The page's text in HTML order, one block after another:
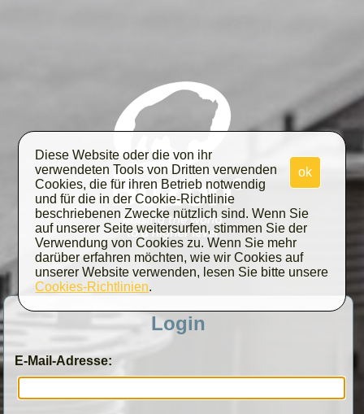
Login
E-Mail-Adresse:
ok
Diese Website oder die von ihr
verwendeten Tools von Dritten verwenden
Cookies, die für ihren Betrieb notwendig
und für die in der Cookie-Richtlinie
beschriebenen Zwecke nützlich sind. Wenn Sie
auf unserer Seite weitersurfen, stimmen Sie der
Verwendung von Cookies zu. Wenn Sie mehr
darüber erfahren möchten, wie wir Cookies auf
unserer Website verwenden, lesen Sie bitte unsere
Cookies-Richtlinien.